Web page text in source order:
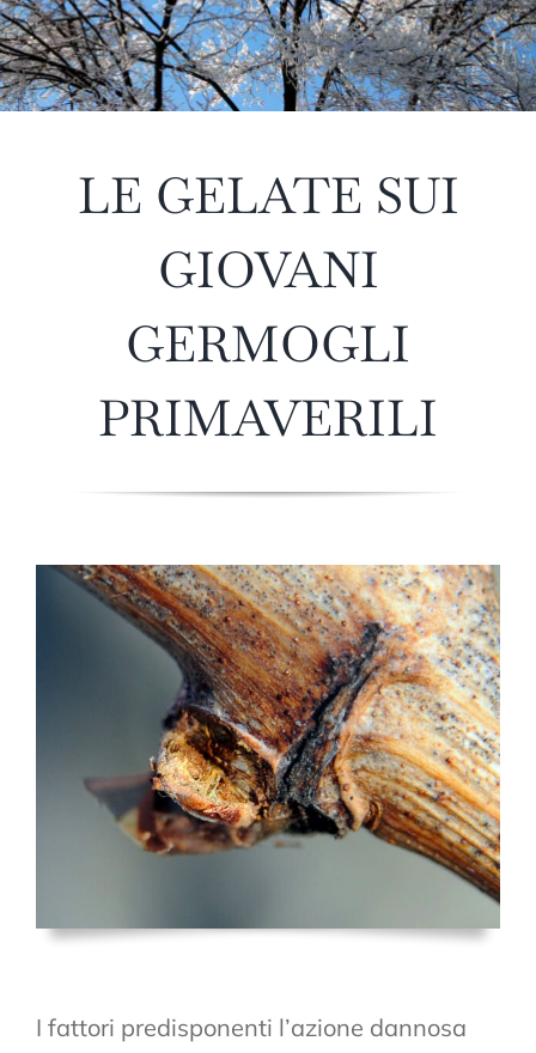
LE GELATE SUI
GIOVANI
GERMOGLI
PRIMAVERILI
I fattori predisponenti l’azione dannosa